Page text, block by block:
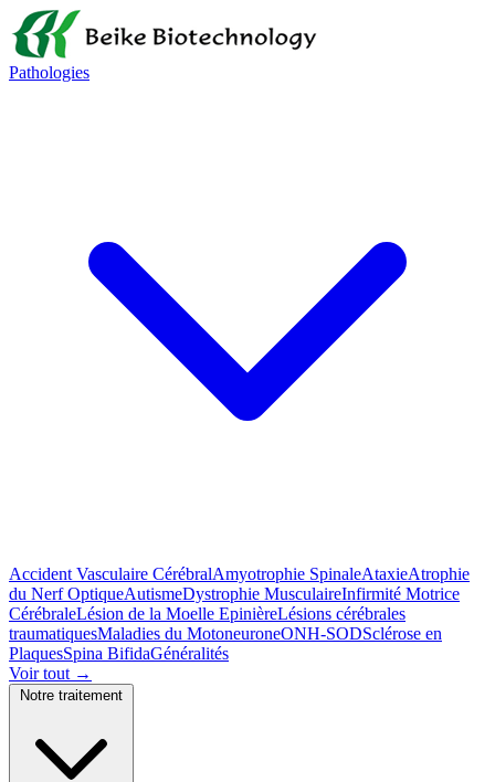
Pathologies
Accident Vasculaire CérébralAmyotrophie SpinaleAtaxieAtrophie
du Nerf OptiqueAutismeDystrophie MusculaireInfirmité Motrice
CérébraleLésion de la Moelle EpinièreLésions cérébrales
traumatiquesMaladies du MotoneuroneONH-SODSclérose en
PlaquesSpina BifidaGénéralités
Voir tout →